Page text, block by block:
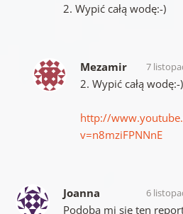
2. Wypić całą wodę:-)
Mezamir 7
2. Wypić całą wodę:-)
http://
v=n8mziFPNNnE
Joanna 6
Podoba mi się ten